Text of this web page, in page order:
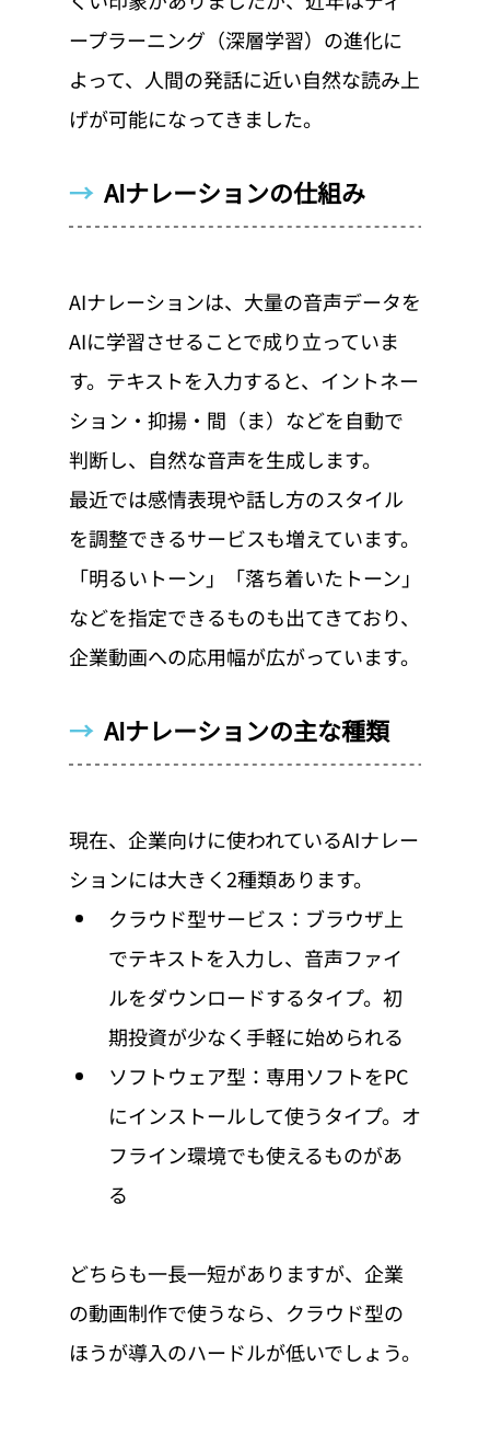
ープラーニング（深層学習）の進化に
よって、人間の発話に近い自然な読み上
げが可能になってきました。
→ AIナレーションの仕組み
AIナレーションは、大量の音声データを
AIに学習させることで成り立っていま
す。テキストを入力すると、イントネー
ション・抑揚・間（ま）などを自動で
判断し、自然な音声を生成します。
最近では感情表現や話し方のスタイル
を調整できるサービスも増えています。
「明るいトーン」「落ち着いたトーン」
などを指定できるものも出てきており、
企業動画への応用幅が広がっています。
→ AIナレーションの主な種類
現在、企業向けに使われているAIナレー
ションには大きく2種類あります。
クラウド型サービス：ブラウザ上
でテキストを入力し、音声ファイ
ルをダウンロードするタイプ。初
期投資が少なく手軽に始められる
ソフトウェア型：専用ソフトをPC
にインストールして使うタイプ。オ
フライン環境でも使えるものがあ
る
どちらも一長一短がありますが、企業
の動画制作で使うなら、クラウド型の
ほうが導入のハードルが低いでしょう。